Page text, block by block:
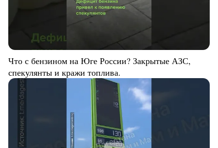
Что с бензином на Юге России? Закрытые АЗС,
спекулянты и кражи топлива.